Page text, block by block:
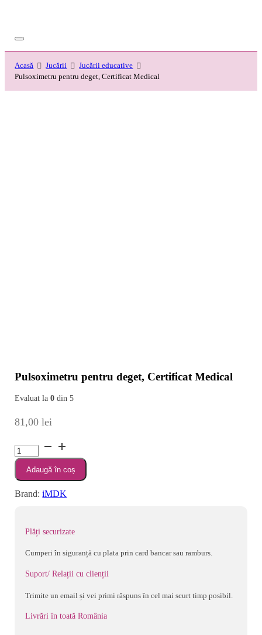
Acasă Jucării
Jucării educative
Pulsoximetru pentru deget, Certificat Medical
Pulsoximetru pentru deget, Certificat Medical
Evaluat la0 din 5
81,00lei
Cantitate
Pulsoximetru
pentru
deget,
Adaugă în coș
Brand:iMDK
Plăți securizate
Cumperi în siguranță cu plata prin card bancar sau ramburs.
Suport/ Relații cu clienții
Trimite un email și vei primi răspuns în cel mai scurt timp posibil.
Livrări în toată România